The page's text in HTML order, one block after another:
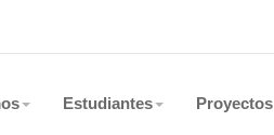
Estudiantes Proyectos